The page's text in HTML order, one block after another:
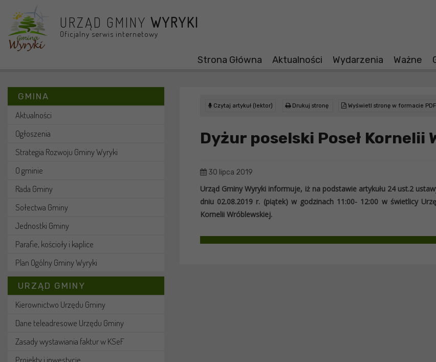
URZĄD GMINY WYRYKI
Oficjalny serwis internetowy
Strona Główna Aktualności Wydarzenia Ważne
GMINA
Aktualności
Ogłoszenia
Strategia Rozwoju Gminy Wyryki
O gminie
Rada Gminy
Sołectwa Gminy
Jednostki Gminy
Parafie, kościoły i kaplice
Plan Ogólny Gminy Wyryki
URZĄD GMINY
Kierownictwo Urzędu Gminy
Dane teleadresowe Urzędu Gminy
Zasady wystawiania faktur w KSeF
Projekty i inwestycje
Czytaj artykuł (lektor) Drukuj stronę Wyświetl stronę w formacie PDF
Dyżur poselski Poseł Kornelii
30 lipca 2019
Urząd Gminy Wyryki informuje, iż na podstawie artykułu 24 ust.2
dniu 02.08.2019 r. (piątek) w godzinach 11:00- 12:00 w świetlicy
Kornelii Wróblewskiej.